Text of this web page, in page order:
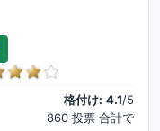
格付け: 4.1/5
860 投票 合計で